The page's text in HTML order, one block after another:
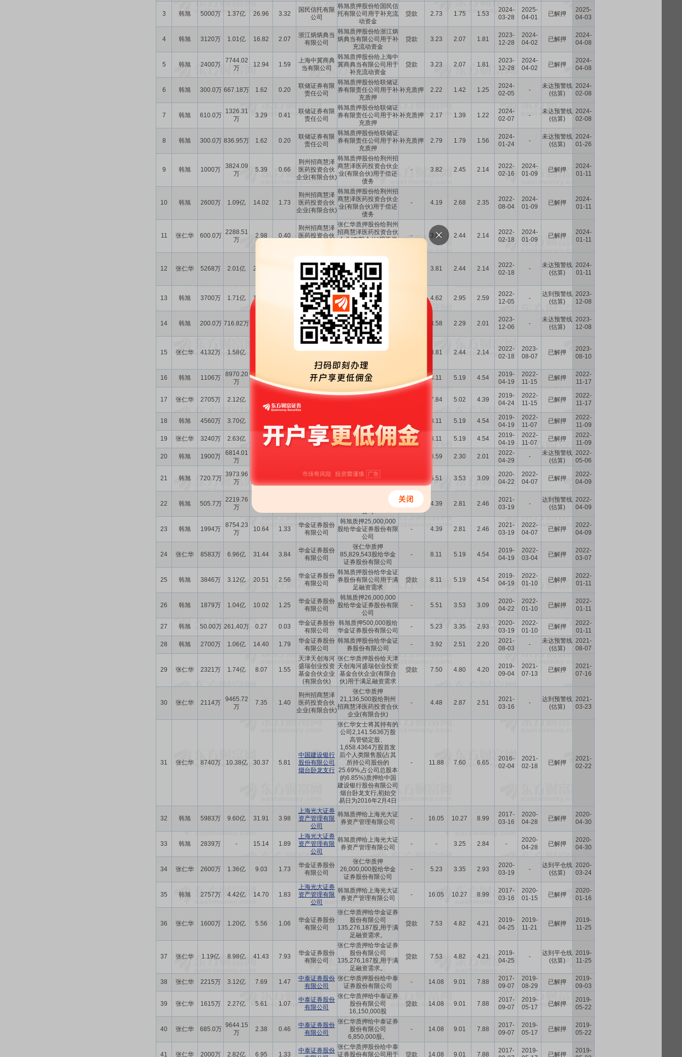
3 韩旭 5000万 1.37亿 26.96 3.32
国民信托有限
公司
韩旭质押股份给国民信
托有限公司用于补充流
动资金
贷款 2.73 1.75 1.53
2024-
03-28
2025-
04-01
已解押
2025-
04-03
4 韩旭 3120万 1.01亿 16.82 2.07
浙江炳炳典当
有限公司
韩旭质押股份给浙江炳
炳典当有限公司用于补
充流动资金
贷款 3.23 2.07 1.81
2023-
12-28
2024-
04-02
已解押
2024-
04-08
5 韩旭 2400万
7744.02
万
12.94 1.59
上海中冀商典
当有限公司
韩旭质押股份给上海中
冀商典当有限公司用于
补充流动资金
贷款 3.23 2.07 1.81
2023-
12-28
2024-
04-02
已解押
2024-
04-08
6 韩旭 300.0万 667.18万 1.62 0.20
联储证券有限
责任公司
韩旭质押股份给联储证
券有限责任公司用于补
充质押
补充质押 2.22 1.42 1.25
2024-
02-05
-
未达预警线
(估算)
2024-
02-08
7 韩旭 610.0万
1326.31
万
3.29 0.41
联储证券有限
责任公司
韩旭质押股份给联储证
券有限责任公司用于补
充质押
补充质押 2.17 1.39 1.22
2024-
02-07
-
未达预警线
(估算)
2024-
02-08
8 韩旭 300.0万 836.95万 1.62 0.20
联储证券有限
责任公司
韩旭质押股份给联储证
券有限责任公司用于补
充质押
补充质押 2.79 1.79 1.56
2024-
01-24
-
未达预警线
(估算)
2024-
01-26
9 韩旭 1000万
3824.09
万
5.39 0.66
荆州招商慧泽
医药投资合伙
企业(有限合伙)
韩旭质押股份给荆州招
商慧泽医药投资合伙企
业(有限合伙)用于偿还
债务
- 3.82 2.45 2.14
2022-
02-16
2024-
01-09
已解押
2024-
01-11
10 韩旭 2600万 1.09亿 14.02 1.73
荆州招商慧泽
医药投资合伙
企业(有限合伙)
韩旭质押股份给荆州招
商慧泽医药投资合伙企
业(有限合伙)用于偿还
债务
- 4.19 2.68 2.35
2022-
08-04
2024-
01-09
已解押
2024-
01-11
11 张仁华 600.0万 2288.51
万
2.98 0.40
荆州招商慧泽
医药投资合伙
张仁华质押股份给荆州
招商慧泽医药投资合伙
企业(有限合伙)用于偿
- 3.81 2.44 2.14
2022-
02-18
2024-
01-09
已解押
2024-
01-11
12 张仁华 5268万 2.01亿 26.14
荆州招商慧泽
医药投资合伙
企业(有限合伙)
张仁华质押股份给荆州
招商慧泽医药投资合伙
企业(有限合伙)用于偿
还债务
3.81 2.44 2.14
2022-
02-18
-
未达预警线
(估算)
2024-
01-11
13 韩旭 3700万 1.71亿 19.95
联储证券有限
责任公司
韩旭质押股份给联储证
券有限责任公司用于补
充流动资金
4.62 2.95 2.59
2022-
12-05
-
达到预警线
(估算)
2023-
12-08
14 韩旭 200.0万 716.82万
联储证券有限
责任公司
韩旭质押股份给联储证
券有限责任公司用于补
充流动资金
3.58 2.29 2.01
2023-
12-06
-
未达预警线
(估算)
2023-
12-08
15 张仁华 4132万 1.58亿
荆州招商慧泽
医药投资合伙
企业(有限合伙)
张仁华质押股份给荆州
招商慧泽医药投资合伙
还债务
3.81 2.44 2.14
2022-
02-18
2023-
08-07
已解押
2023-
08-10
16 韩旭 1106万
8970.20
万
5.90
华金证券股份
有限公司
韩旭持有的股份被华金
证券股份有限公司质押
8.11 5.19 4.54
2019-
04-19
2022-
11-15
已解押
2022-
11-17
17 张仁华 2705万 2.12亿
华金证券股份 张仁华持有的股份被华
金证券股份有限公司质
7.84 5.02 4.39
2019-
04-24
2022-
11-15
已解押
2022-
11-17
18 韩旭 4560万 3.70亿
有限公司
券股份有限公司
8.11 5.19 4.54
2019-
04-19
2022-
11-07
已解押
2022-
11-09
19
张仁华 3240万 2.63亿 13.01 2.15
华金证券股份
有限公司
张仁华质押股份给华金
证券股份有限公司
- 8.11 5.19 4.54
2019-
04-19
2022-
11-07
已解押
2022-
11-09
20
韩旭 1900万
6814.01
万
3.59 2.30 2.01
2022-
04-29
-
未达预警线
(估算)
2022-
05-06
21 韩旭 720.7万
3973.96
万
华金证券股份
有限公司
韩旭质押26,000,000
股给华金证券股份有限
公司
5.51 3.53 3.09
2020-
04-22
2022-
04-07
已解押
2022-
04-09
22 韩旭 505.7万
2219.76
万
韩旭质押25,000,000
股给华金证券股份有限
公司
- 4.39 2.81 2.46
2021-
03-19
-
达到预警线
(估算)
2022-
04-09
23 韩旭 1994万
8754.23
万
10.64 1.33
华金证券股份
有限公司
韩旭质押25,000,000
股给华金证券股份有限
公司
- 4.39 2.81 2.46
2021-
03-19
2022-
04-07
已解押
2022-
04-09
24 张仁华 8583万 6.96亿 31.44 3.84
华金证券股份
有限公司
张仁华质押
85,829,543股给华金
证券股份有限公司
- 8.11 5.19 4.54
2019-
04-19
2022-
03-04
已解押
2022-
03-07
25 韩旭 3846万 3.12亿 20.51 2.56
华金证券股份
有限公司
韩旭质押股份给华金证
券股份有限公司用于满
足融资需求
贷款 8.11 5.19 4.54
2019-
04-19
2022-
01-10
已解押
2022-
01-11
26 韩旭 1879万 1.04亿 10.02 1.25
华金证券股份
有限公司
韩旭质押26,000,000
股给华金证券股份有限
公司
- 5.51 3.53 3.09
2020-
04-22
2022-
01-10
已解押
2022-
01-11
27 韩旭 50.00万 261.40万 0.27 0.03
华金证券股份
有限公司
韩旭质押500,000股给
华金证券股份有限公司
- 5.23 3.35 2.93
2020-
03-19
2022-
01-10
已解押
2022-
01-11
28
韩旭 2700万 1.06亿 14.40 1.79
华金证券股份
有限公司
韩旭质押股份给华金证
券股份有限公司
- 3.92 2.51 2.20
2021-
08-03
-
未达预警线
(估算)
2021-
08-07
29 张仁华 2321万 1.74亿 8.07 1.55
天津天创海河
盛瑞创业投资
基金合伙企业
(有限合伙)
张仁华质押股份给天津
天创海河盛瑞创业投资
基金合伙企业(有限合
伙)用于满足融资需求
贷款 7.50 4.80 4.20
2019-
09-04
2021-
07-13
已解押
2021-
07-16
30 张仁华 2114万
9465.72
万
7.35 1.40
荆州招商慧泽
医药投资合伙
企业(有限合伙)
张仁华质押
21,136,500股给荆州
招商慧泽医药投资合伙
企业(有限合伙)
- 4.48 2.87 2.51
2021-
03-16
-
达到预警线
(估算)
2021-
03-23
31 张仁华 8740万 10.38亿 30.37 5.81
中国建设银行
股份有限公司
烟台卧龙支行
张仁华女士将其持有的
公司2,141.5636万股
高管锁定股、
1,658.4364万股首发
后个人类限售股(占其
所持公司股份的
25.69%,占公司总股本
的6.85%)质押给中国
建设银行股份有限公司
烟台卧龙支行,初始交
易日为2016年2月4日
- 11.88 7.60 6.65
2016-
02-04
2021-
02-18
已解押
2021-
02-22
32 韩旭 5983万 9.60亿 31.91 3.98
上海光大证券
资产管理有限
公司
韩旭质押给上海光大证
券资产管理有限公司
- 16.05 10.27 8.99
2017-
03-16
2020-
04-28
已解押
2020-
04-30
33 韩旭 2839万 - 15.14 1.89
上海光大证券
资产管理有限
公司
韩旭质押给上海光大证
券资产管理有限公司
- - 3.25 2.84 -
2020-
04-28
已解押
2020-
04-30
34 张仁华 2600万 1.36亿 9.03 1.73
华金证券股份
有限公司
张仁华质押
26,000,000股给华金
证券股份有限公司
- 5.23 3.35 2.93
2020-
03-19
-
达到平仓线
(估算)
2020-
03-24
35 韩旭 2757万 4.42亿 14.70 1.83
上海光大证券
资产管理有限
公司
韩旭质押给上海光大证
券资产管理有限公司
- 16.05 10.27 8.99
2017-
03-16
2020-
01-15
已解押
2020-
01-16
36 张仁华 1600万 1.20亿 5.56 1.06
华金证券股份
有限公司
张仁华质押给华金证券
股份有限公司
135,276,187股,用于满
足融资需求。
贷款 7.53 4.82 4.21
2019-
04-25
2019-
11-21
已解押
2019-
11-25
37 张仁华 1.19亿 8.98亿 41.43 7.93
华金证券股份
有限公司
张仁华质押给华金证券
股份有限公司
135,276,187股,用于满
足融资需求。
贷款 7.53 4.82 4.21
2019-
04-25
-
达到平仓线
(估算)
2019-
11-25
38 张仁华 2215万 3.12亿 7.69 1.47
中泰证券股份
有限公司
张仁华质押股份给中泰
证券股份有限公司
- 14.08 9.01 7.88
2017-
09-07
2019-
08-29
已解押
2019-
09-03
39 张仁华 1615万 2.27亿 5.61 1.07
中泰证券股份
有限公司
张仁华质押给中泰证券
股份有限公司
16,150,000股
贷款 14.08 9.01 7.88
2017-
09-07
2019-
05-17
已解押
2019-
05-22
40 张仁华 685.0万
9644.15
万
2.38 0.46
中泰证券股份
有限公司
张仁华质押给中泰证券
股份有限公司
6,850,000股。
- 14.08 9.01 7.88
2017-
09-07
2019-
05-17
已解押
2019-
05-22
41 张仁华 2000万 2.82亿 6.95 1.33
中泰证券股份 张仁华质押股份给中泰
证券股份有限公司用于
贷款 14.08 9.01 7.88
2017-
2019-
已解押
2019-